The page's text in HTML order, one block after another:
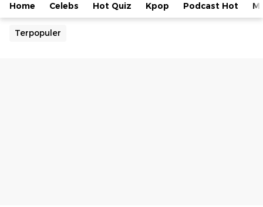
Home Celebs Hot Quiz Kpop Podcast Hot
Terpopuler